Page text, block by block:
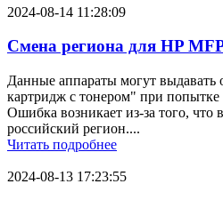
2024-08-14 11:28:09
Смена региона для HP
Данные аппараты могут
картридж с тонером" при попытке
Ошибка возникает из-за того, что
российский регион....
Читать подробнее
2024-08-13 17:23:55